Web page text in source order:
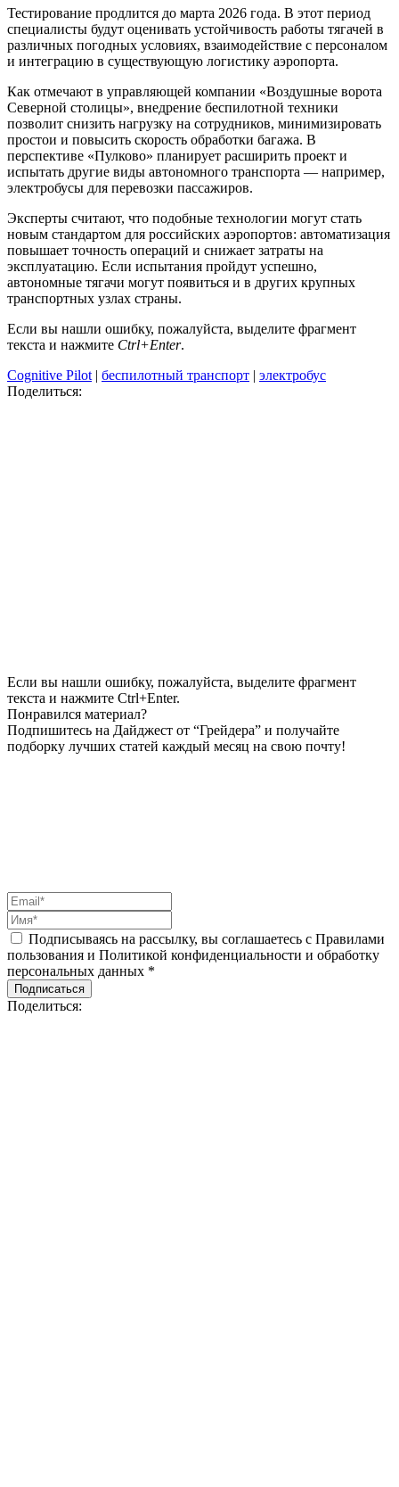
Тестирование продлится до марта 2026 года. В этот период
специалисты будут оценивать устойчивость работы тягачей в
различных погодных условиях, взаимодействие с персоналом
и интеграцию в существующую логистику аэропорта.
Как отмечают в управляющей компании «Воздушные ворота
Северной столицы», внедрение беспилотной техники
позволит снизить нагрузку на сотрудников, минимизировать
простои и повысить скорость обработки багажа. В
перспективе «Пулково» планирует расширить проект и
испытать другие виды автономного транспорта — например,
электробусы для перевозки пассажиров.
Эксперты считают, что подобные технологии могут стать
новым стандартом для российских аэропортов: автоматизация
повышает точность операций и снижает затраты на
эксплуатацию. Если испытания пройдут успешно,
автономные тягачи могут появиться и в других крупных
транспортных узлах страны.
Если вы нашли ошибку, пожалуйста, выделите фрагмент
текста и нажмите Ctrl+Enter.
Cognitive Pilot | беспилотный транспорт | электробус
Поделиться:
Если вы нашли ошибку, пожалуйста, выделите фрагмент
текста и нажмите Ctrl+Enter.
Понравился материал?
Подпишитесь на Дайджест от “Грейдера” и получайте
подборку лучших статей каждый месяц на свою почту!
Подписываясь на рассылку, вы соглашаетесь с Правилами
пользования и Политикой конфиденциальности и обработку
персональных данных *
Подписаться
Поделиться: